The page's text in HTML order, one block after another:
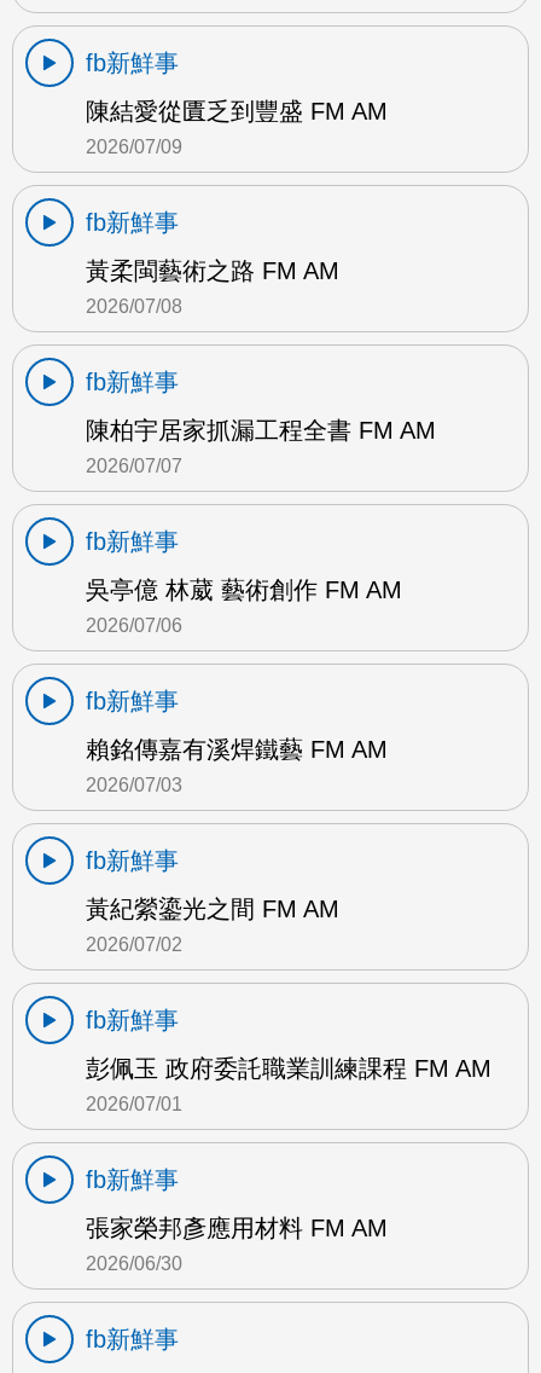
fb新鮮事
陳結愛從匱乏到豐盛 FM AM
2026/07/09
fb新鮮事
黃柔閩藝術之路 FM AM
2026/07/08
fb新鮮事
陳柏宇居家抓漏工程全書 FM AM
2026/07/07
fb新鮮事
吳亭億 林葳 藝術創作 FM AM
2026/07/06
fb新鮮事
賴銘傳嘉有溪焊鐵藝 FM AM
2026/07/03
fb新鮮事
黃紀縈鎏光之間 FM AM
2026/07/02
fb新鮮事
彭佩玉 政府委託職業訓練課程 FM AM
2026/07/01
fb新鮮事
張家榮邦彥應用材料 FM AM
2026/06/30
fb新鮮事